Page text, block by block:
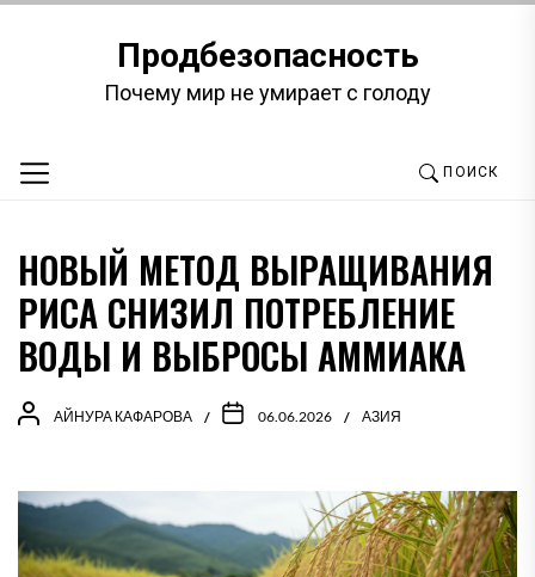
содержимомуПродбезопасность
Почему мир не умирает с голоду
ПОИСК
НОВЫЙ МЕТОД ВЫРАЩИВАНИЯ
РИСА СНИЗИЛ ПОТРЕБЛЕНИЕ
ВОДЫ И ВЫБРОСЫ АММИАКА
АЙНУРА КАФАРОВА 06.06.2026 АЗИЯ